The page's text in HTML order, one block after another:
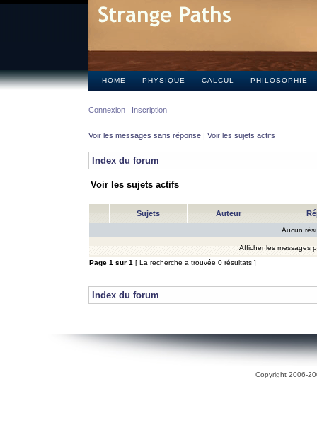
HOME PHYSIQUE CALCUL PHILOSOPHIE
Connexion Inscription
Voir les messages sans réponse | Voir les sujets actifs
Index du forum
Voir les sujets actifs
Sujets Auteur
Aucun
Afficher les messages
Page 1 sur 1 [ La recherche a trouvée 0 résultats ]
Index du forum
Copyright 2006-